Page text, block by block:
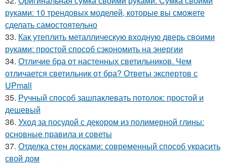
руками: 10 трендовых моделей, которые вы сможете
сделать самостоятельно
33. Как утеплить металлическую входную дверь своими
руками: простой способ сэкономить на энергии
34. Отличие бра от настенных светильников. Чем
отличается светильник от бра? Ответы экспертов с
UPmall
35. Ручный способ зашпаклевать потолок: простой и
дешевый
36. Уход за посудой с декором из полимерной глины:
основные правила и советы
37. Отделка стен досками: современный способ украсить
свой дом